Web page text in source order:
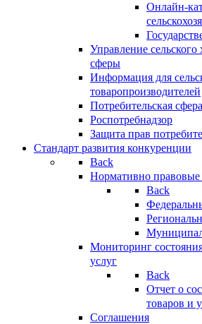
Онлайн-
Управление сельского
сферы
Информация для
товаропроизводителей
Потребительская сфера
Роспотребнадзор
Защита прав
Стандарт развития конкуренции
Back
Нормативно правовые
Back
Мониторинг
услуг
Back
Отчет о
товаров и
Соглашения